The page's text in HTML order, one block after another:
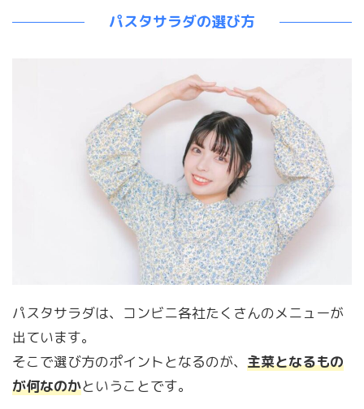
パスタサラダの選び方
パスタサラダは、コンビニ各社たくさんのメニューが
出ています。
そこで選び方のポイントとなるのが、 主菜となるもの
が何なのかということです。